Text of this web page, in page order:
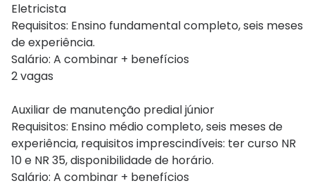
Eletricista
Requisitos: Ensino fundamental completo, seis meses
de experiência.
Salário: A combinar + benefícios
2 vagas
Auxiliar de manutenção predial júnior
Requisitos: Ensino médio completo, seis meses de
experiência, requisitos imprescindíveis: ter curso NR
10 e NR 35, disponibilidade de horário.
Salário: A combinar + benefícios